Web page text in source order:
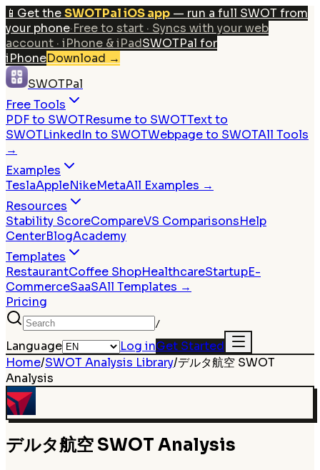
📱 Get theSWOTPal iOS app — run a full SWOT from
your phone·Free to start · Syncs with your web
account · iPhone & iPadSWOTPal for
iPhoneDownload →
SWOTPal
Free Tools
PDF to SWOTResume to SWOTText to
SWOTLinkedIn to SWOTWebpage to SWOTAll Tools
→
Examples
TeslaAppleNikeMetaAll Examples →
Resources
Stability ScoreCompareVS ComparisonsHelp
CenterBlogAcademy
Templates
RestaurantCoffee ShopHealthcareStartupE-
CommerceSaaSAll Templates →
Pricing
/
Language Log inGet Started
Home/SWOT Analysis Library/デルタ航空 SWOT
Analysis
デルタ航空 SWOT Analysis